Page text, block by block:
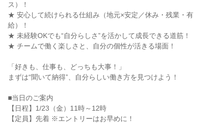
ス）！
★ 安心して続けられる仕組み（地元×安定／休み・残業・有
給）！
★ 未経験OKでも“自分らしさ”を活かして成長できる道筋！
★ チームで働く楽しさと、自分の個性が活きる場面！
「好きも、仕事も、どっちも大事！」
まずは“聞いて納得”、自分らしい働き方を見つけよう！
■当日のご案内
【日程】1/23（金）11時～12時
【定員】先着 ※エントリーはお早めに！